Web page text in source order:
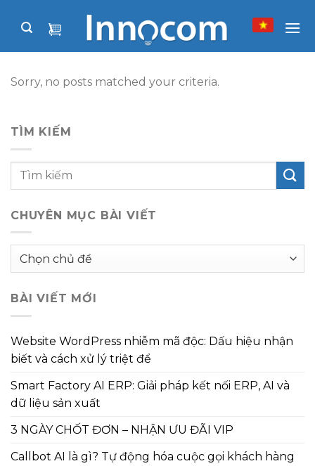
Sorry, no posts matched your criteria.
TÌM KIẾM
CHUYÊN MỤC BÀI VIẾT
Chuyên
viết
BÀI VIẾT MỚI
Website WordPress nhiễm mã độc: Dấu hiệu nhận
biết và cách xử lý triệt để
Smart Factory AI ERP: Giải pháp kết nối ERP, AI và
dữ liệu sản xuất
3 NGÀY CHỐT ĐƠN – NHẬN ƯU ĐÃI VIP
Callbot AI là gì? Tự động hóa cuộc gọi khách hàng